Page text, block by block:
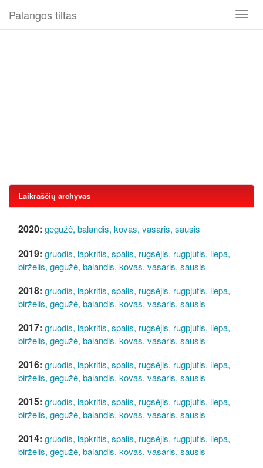
Toggle
Palangos tiltas
Laikraščių archyvas
2020: gegužė, balandis, kovas, vasaris, sausis
2019: gruodis, lapkritis, spalis, rugsėjis, rugpjūtis, liepa,
birželis, gegužė, balandis, kovas, vasaris, sausis
2018: gruodis, lapkritis, spalis, rugsėjis, rugpjūtis, liepa,
birželis, gegužė, balandis, kovas, vasaris, sausis
2017: gruodis, lapkritis, spalis, rugsėjis, rugpjūtis, liepa,
birželis, gegužė, balandis, kovas, vasaris, sausis
2016: gruodis, lapkritis, spalis, rugsėjis, rugpjūtis, liepa,
birželis, gegužė, balandis, kovas, vasaris, sausis
2015: gruodis, lapkritis, spalis, rugsėjis, rugpjūtis, liepa,
birželis, gegužė, balandis, kovas, vasaris, sausis
2014: gruodis, lapkritis, spalis, rugsėjis, rugpjūtis, liepa,
birželis, gegužė, balandis, kovas, vasaris, sausis